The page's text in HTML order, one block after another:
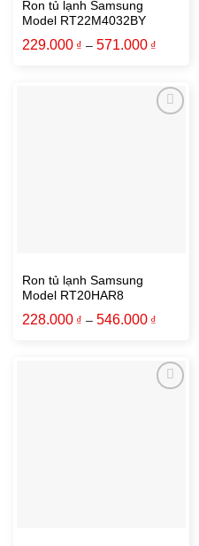
Ron tủ lạnh Samsung
Model RT22M4032BY
229.000 ₫ – 571.000 ₫
Ron tủ lạnh Samsung
Model RT20HAR8
228.000 ₫ – 546.000 ₫